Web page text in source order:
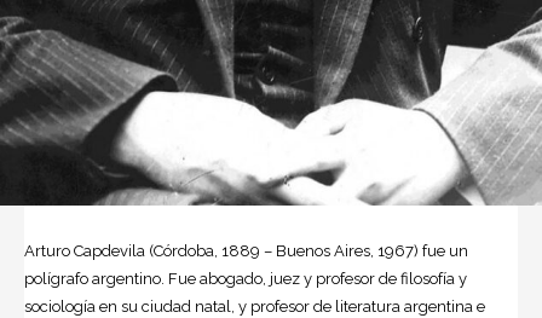
Arturo Capdevila (Córdoba, 1889 – Buenos Aires, 1967) fue un
polígrafo argentino. Fue abogado, juez y profesor de filosofía y
sociología en su ciudad natal, y profesor de literatura argentina e